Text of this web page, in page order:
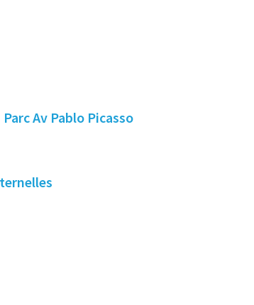
créer, emportez" Quartier du Parc Av Pablo Picasso